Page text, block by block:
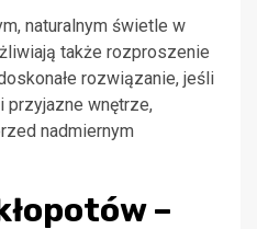
naturalnym świetle w
także rozproszenie
rozwiązanie, jeśli
przyjazne wnętrze,
nadmiernym
–